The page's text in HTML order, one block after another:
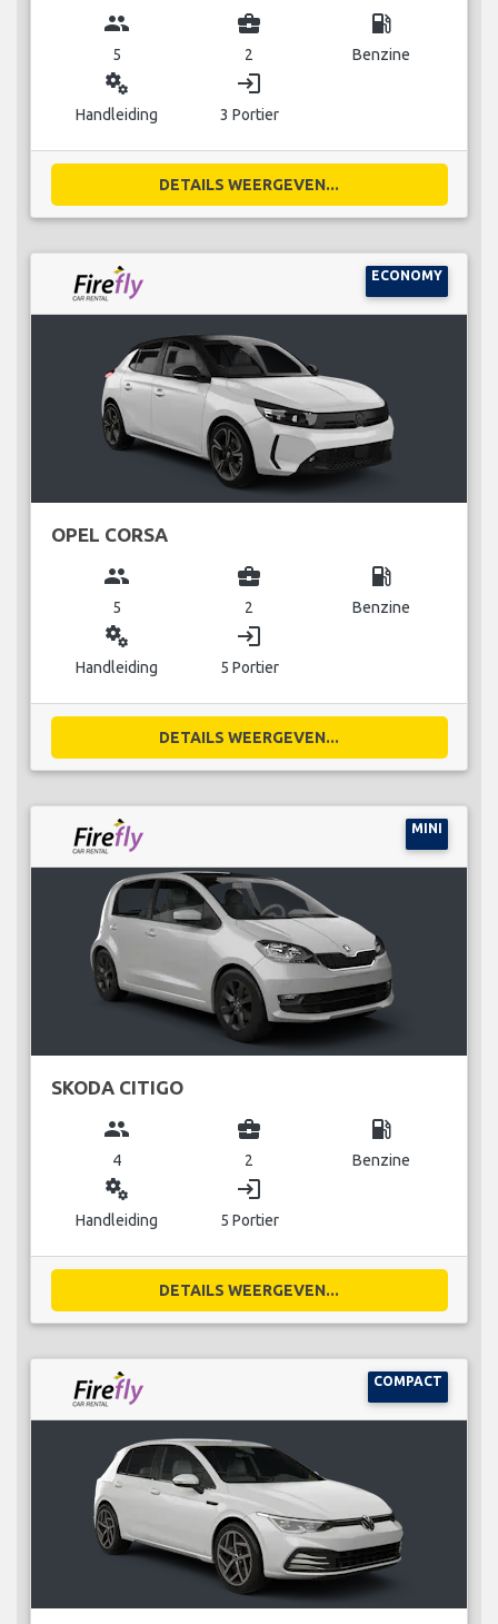
group
5
business_center
2
local_gas_station
Benzine
miscellaneous_services
Handleiding
login
3 Portier
DETAILS WEERGEVEN...
ECONOMY
OPEL CORSA
group
5
business_center
2
local_gas_station
Benzine
miscellaneous_services
Handleiding
login
5 Portier
DETAILS WEERGEVEN...
MINI
SKODA CITIGO
group
4
business_center
2
local_gas_station
Benzine
miscellaneous_services
Handleiding
login
5 Portier
DETAILS WEERGEVEN...
COMPACT